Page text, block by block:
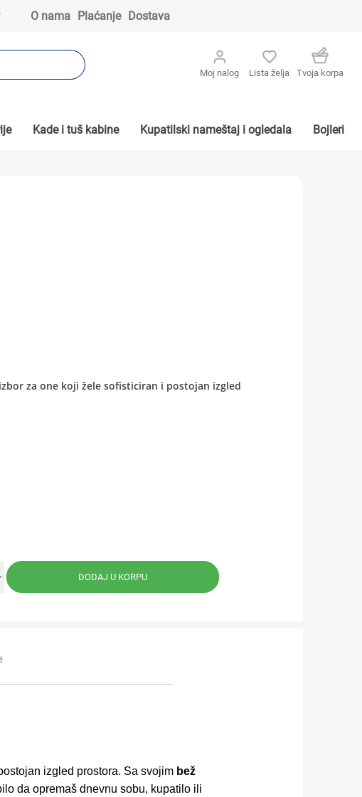
O nama Plaćanje Dostava
Moj nalog Lista želja Tvoja korpa
Kade i tuš kabine Kupatilski nameštaj i ogledala Bojleri
za one koji žele sofisticiran i postojan izgled
izgled prostora. Sa svojim bež
da opremaš dnevnu sobu, kupatilo ili